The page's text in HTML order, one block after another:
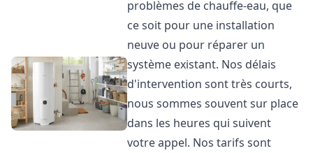
problèmes de chauffe-eau, que
ce soit pour une installation
neuve ou pour réparer un
système existant. Nos délais
d'intervention sont très courts,
nous sommes souvent sur place
dans les heures qui suivent
votre appel. Nos tarifs sont